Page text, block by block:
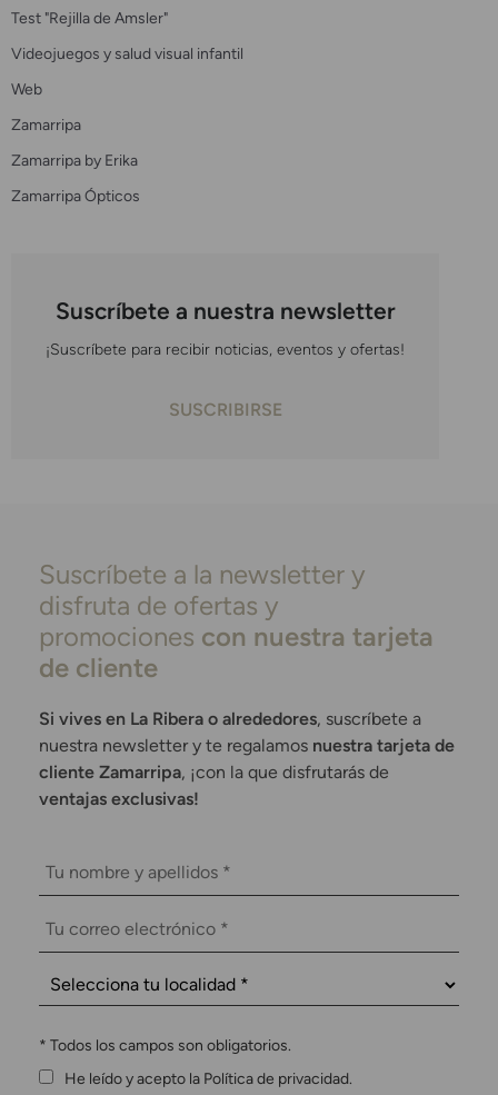
Test "Rejilla de Amsler"
Videojuegos y salud visual infantil
Web
Zamarripa
Zamarripa by Erika
Zamarripa Ópticos
Suscríbete a nuestra newsletter
¡Suscríbete para recibir noticias, eventos y ofertas!
SUSCRIBIRSE
Suscríbete a la newsletter y
disfruta de ofertas y
promociones con nuestra tarjeta
de cliente
Si vives en La Ribera o alrededores, suscríbete a
nuestra newsletter y te regalamos nuestra tarjeta de
cliente Zamarripa, ¡con la que disfrutarás de
ventajas exclusivas!
* Todos los campos son obligatorios.
He leído y acepto la Política de privacidad.